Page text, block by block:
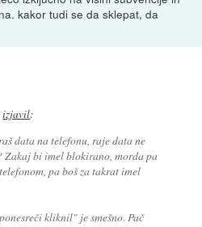
kakor tudi se da sklepat, da
izjavil:
data na telefonu, raje data ne
Zakaj bi imel blokirano, morda pa
pa boš za takrat imel
kliknil" je smešno. Pač